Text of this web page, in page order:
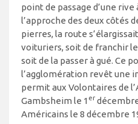
point de passage d’une rive
l’approche des deux côtés
pierres, la route
voituriers, soit de franchir le
soit de la passer à gué. Ce
l’agglomération revêt une
permit aux Volontaires de
Gambsheim le 1 er
Américains le 8 décembre